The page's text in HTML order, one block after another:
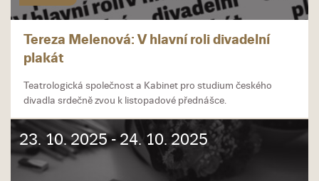
Tereza Melenová: V hlavní roli divadelní
plakát
Teatrologická společnost a Kabinet pro studium českého
divadla srdečně zvou k listopadové přednášce.
23. 10. 2025 - 24. 10. 2025